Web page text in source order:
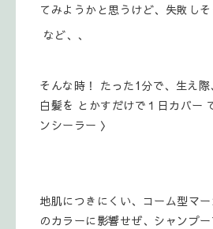
てみようかと思うけど、失敗しそ
など、、
そんな時！ たった1分で、生え
白髪を とかすだけで１日カバー
ンシーラー 〉
地肌につきにくい、コーム型マ
のカラーに影響せぜ、シャンプー